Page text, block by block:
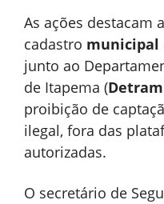
As ações destacam
cadastro municipal
junto ao
de Itapema (
proibição de
ilegal, fora das
autorizadas.
O secretário de